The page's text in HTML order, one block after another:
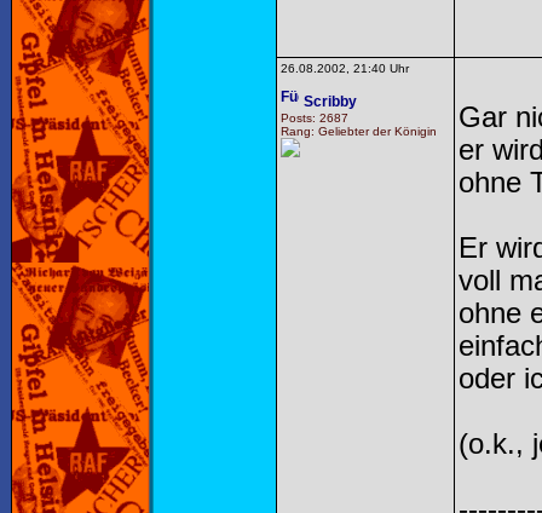
26.08.2002, 21:40 Uhr
Scribby
Posts: 2687
Rang: Geliebter der Königin
Gar
er
ohne
Er
voll
ohne
oder
(o.k.,